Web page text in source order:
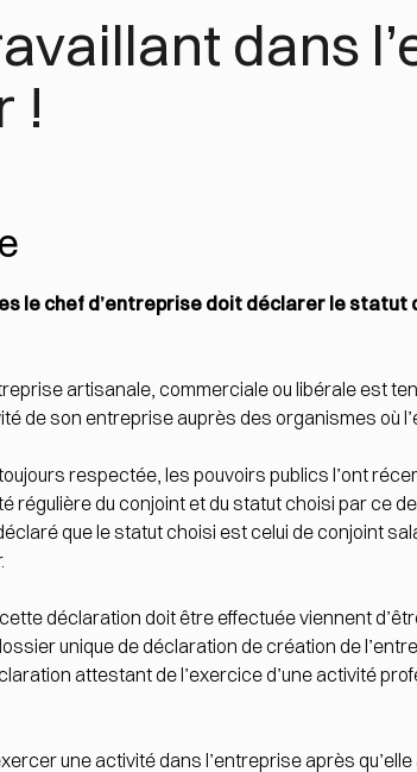
dans
!
le chef d’entreprise doit déclarer le
artisanale, commerciale ou libérale est
de son entreprise auprès des organismes où
respectée, les pouvoirs publics l’ont
régulière du conjoint et du statut choisi par ce
que le statut choisi est celui de conjoint
déclaration doit être effectuée viennent
unique de déclaration de création de
attestant de l’exercice d’une activité
une activité dans l’entreprise après